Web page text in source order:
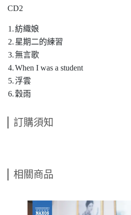
CD2
1.紡織娘
2. 星期二的練習
3.無言歌
4.When I was a student
5.浮雲
6.穀雨
訂購須知
相關商品